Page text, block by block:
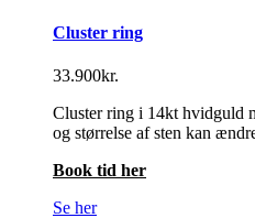
Cluster ring
33.900kr.
Cluster ring i 14kt hvidguld
og størrelse af sten kan
Book tid her
Se her